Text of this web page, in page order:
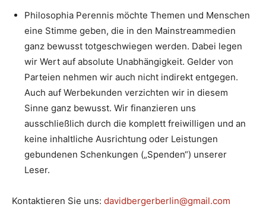
Philosophia Perennis möchte Themen und Menschen
eine Stimme geben, die in den Mainstreammedien
ganz bewusst totgeschwiegen werden. Dabei legen
wir Wert auf absolute Unabhängigkeit. Gelder von
Parteien nehmen wir auch nicht indirekt entgegen.
Auch auf Werbekunden verzichten wir in diesem
Sinne ganz bewusst. Wir finanzieren uns
ausschließlich durch die komplett freiwilligen und an
keine inhaltliche Ausrichtung oder Leistungen
gebundenen Schenkungen („Spenden“) unserer
Leser.
Kontaktieren Sie uns: davidbergerberlin@gmail.com